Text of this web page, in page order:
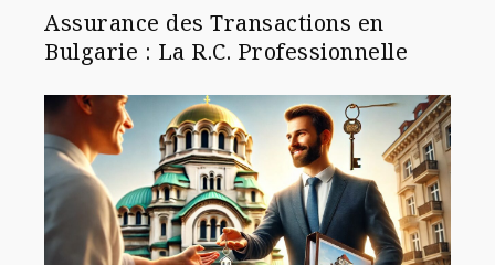
Assurance des Transactions en
Bulgarie : La R.C. Professionnelle